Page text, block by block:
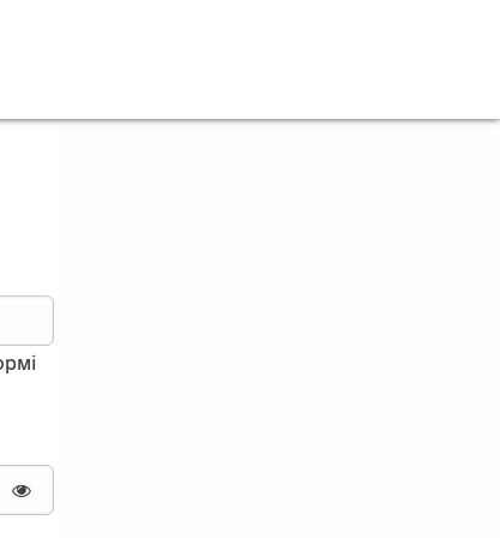
Показати пароль